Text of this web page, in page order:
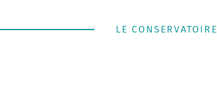
LE CONSERVATOIRE